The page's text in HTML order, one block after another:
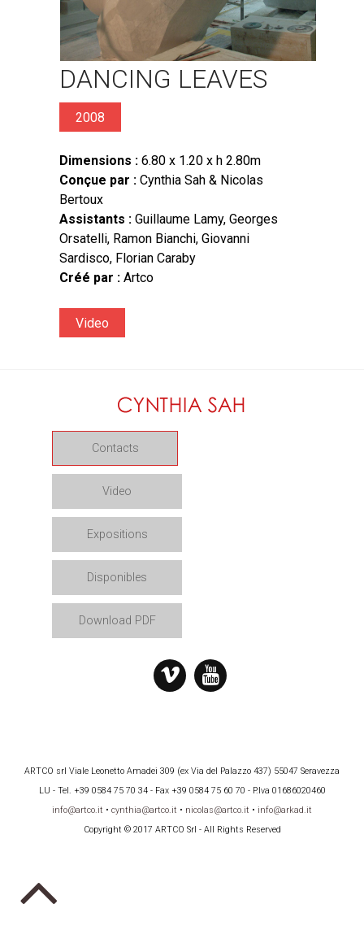
DANCING LEAVES
2008
Dimensions : 6.80 x 1.20 x h 2.80m
Conçue par : Cynthia Sah & Nicolas
Bertoux
Assistants : Guillaume Lamy, Georges
Orsatelli, Ramon Bianchi, Giovanni
Sardisco, Florian Caraby
Créé par : Artco
Video
Contacts
Video
Expositions
Disponibles
Download PDF
ARTCO srl Viale Leonetto Amadei 309 (ex Via del Palazzo 437) 55047 Seravezza
LU - Tel. +39 0584 75 70 34 - Fax +39 0584 75 60 70 - P.Iva 01686020460
info@artco.it • cynthia@artco.it • nicolas@artco.it • info@arkad.it
Copyright © 2017 ARTCO Srl - All Rights Reserved